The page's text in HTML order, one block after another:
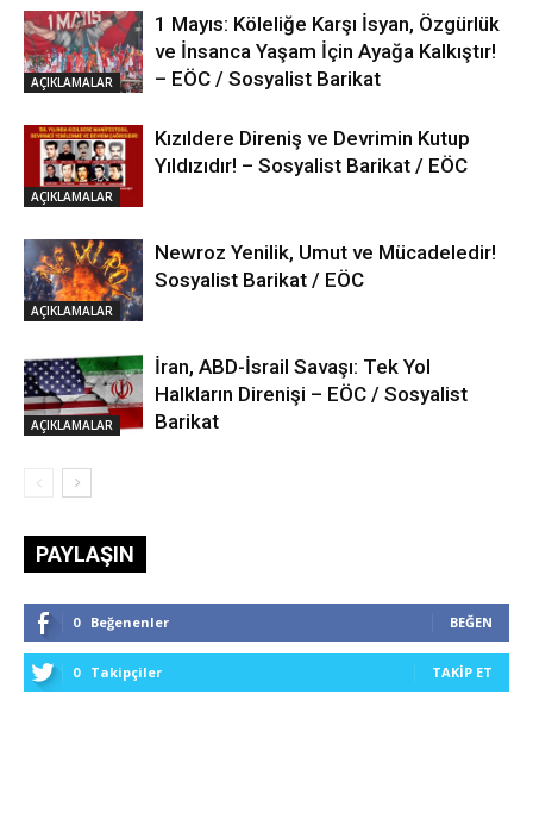
AÇIKLAMALAR
1 Mayıs: Köleliğe Karşı İsyan, Özgürlük
ve İnsanca Yaşam İçin Ayağa Kalkıştır!
– EÖC / Sosyalist Barikat
AÇIKLAMALAR
Kızıldere Direniş ve Devrimin Kutup
Yıldızıdır! – Sosyalist Barikat / EÖC
AÇIKLAMALAR
Newroz Yenilik, Umut ve Mücadeledir!
Sosyalist Barikat / EÖC
AÇIKLAMALAR
İran, ABD-İsrail Savaşı: Tek Yol
Halkların Direnişi – EÖC / Sosyalist
Barikat
PAYLAŞIN
0 Beğenenler BEĞEN
0 Takipçiler TAKIP ET